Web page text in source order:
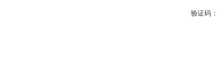
验证码：